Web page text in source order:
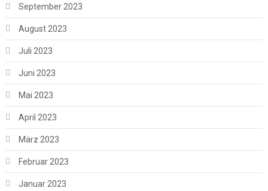
September 2023
August 2023
Juli 2023
Juni 2023
Mai 2023
April 2023
März 2023
Februar 2023
Januar 2023